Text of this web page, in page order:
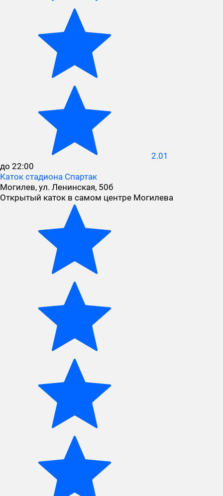
2.01
до 22:00
Каток стадиона Спартак
Могилев, ул. Ленинская, 50б
Открытый каток в самом центре Могилева